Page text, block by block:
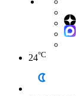
24°C